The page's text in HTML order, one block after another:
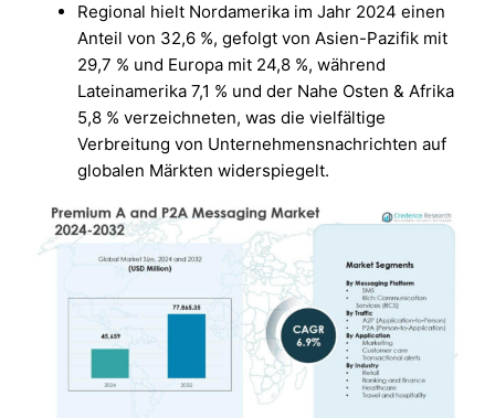
Regional hielt Nordamerika im Jahr 2024 einen
Anteil von 32,6 %, gefolgt von Asien-Pazifik mit
29,7 % und Europa mit 24,8 %, während
Lateinamerika 7,1 % und der Nahe Osten & Afrika
5,8 % verzeichneten, was die vielfältige
Verbreitung von Unternehmensnachrichten auf
globalen Märkten widerspiegelt.